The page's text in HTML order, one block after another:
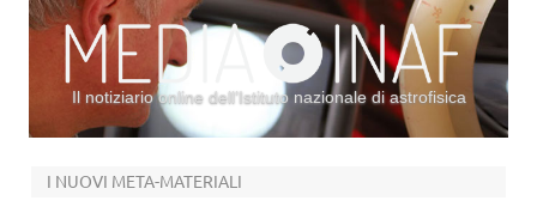
Il notiziario online dell’Istituto nazionale di astrofisica
I NUOVI META-MATERIALI